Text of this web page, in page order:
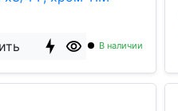
В наличии